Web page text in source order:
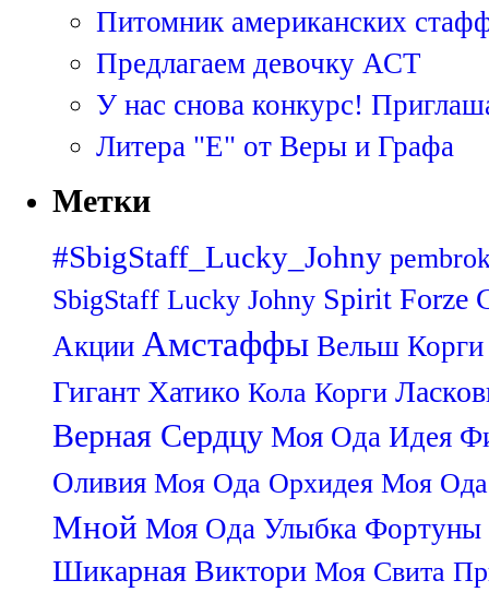
Питомник американских
Предлагаем девочку АСТ
У нас снова конкурс!
Литера "Е" от Веры и Графа
Метки
#SbigStaff_Lucky_Johny
SbigStaff Lucky Johny Spirit Forze
Акции Амстаффы Вельш
Гигант Хатико Кола Корги
Верная Сердцу Моя Ода Идея
Оливия Моя Ода Орхидея Моя
Мной Моя Ода Улыбка Фортуны
Шикарная Виктори Моя Свита